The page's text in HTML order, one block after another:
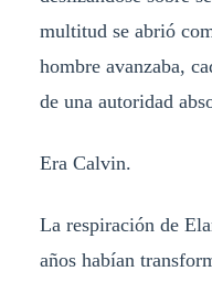
multitud se abrió
hombre avanzaba,
de una autoridad
Era Calvin.
La respiración de
años habían